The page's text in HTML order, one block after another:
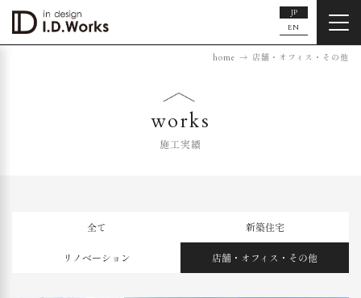
JP
EN
home 店舗・オフィス・その他
works
施工実績
全て 新築住宅
リノベーション 店舗・オフィス・その他